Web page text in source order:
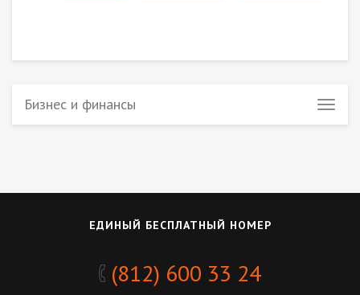
Бизнес и финансы
ЕДИНЫЙ БЕСПЛАТНЫЙ НОМЕР
(812) 600 33 24